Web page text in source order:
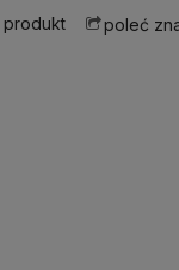
produkt poleć